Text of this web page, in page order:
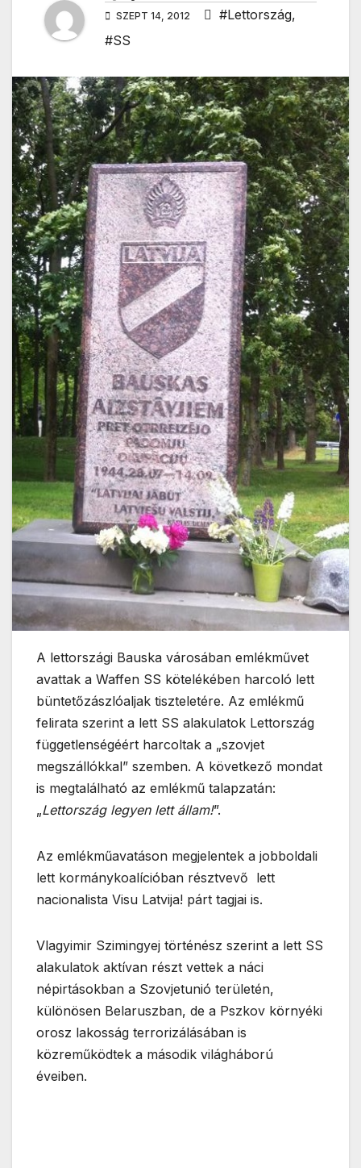
SZEPT 14, 2012 #Lettország,
#SS
A lettországi Bauska városában emlékművet
avattak a Waffen SS kötelékében harcoló lett
büntetőzászlóaljak tiszteletére. Az emlékmű
felirata szerint a lett SS alakulatok Lettország
függetlenségéért harcoltak a „szovjet
megszállókkal” szemben. A következő mondat
is megtalálható az emlékmű talapzatán:
„Lettország legyen lett állam!”.
Az emlékműavatáson megjelentek a jobboldali
lett kormánykoalícióban résztvevő lett
nacionalista Visu Latvija! párt tagjai is.
Vlagyimir Szimingyej történész szerint a lett SS
alakulatok aktívan részt vettek a náci
népirtásokban a Szovjetunió területén,
különösen Belaruszban, de a Pszkov környéki
orosz lakosság terrorizálásában is
közreműködtek a második világháború
éveiben.